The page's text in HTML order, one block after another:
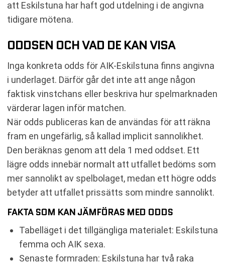
att Eskilstuna har haft god utdelning i de angivna
tidigare mötena.
ODDSEN OCH VAD DE KAN VISA
Inga konkreta odds för AIK-Eskilstuna finns angivna
i underlaget. Därför går det inte att ange någon
faktisk vinstchans eller beskriva hur spelmarknaden
värderar lagen inför matchen.
När odds publiceras kan de användas för att räkna
fram en ungefärlig, så kallad implicit sannolikhet.
Den beräknas genom att dela 1 med oddset. Ett
lägre odds innebär normalt att utfallet bedöms som
mer sannolikt av spelbolaget, medan ett högre odds
betyder att utfallet prissätts som mindre sannolikt.
FAKTA SOM KAN JÄMFÖRAS MED ODDS
Tabelläget i det tillgängliga materialet: Eskilstuna
femma och AIK sexa.
Senaste formraden: Eskilstuna har två raka